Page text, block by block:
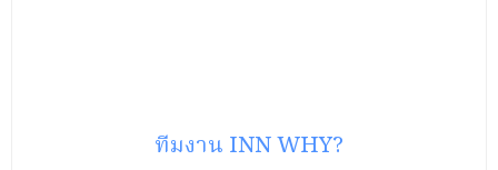
ทีมงาน INN WHY?